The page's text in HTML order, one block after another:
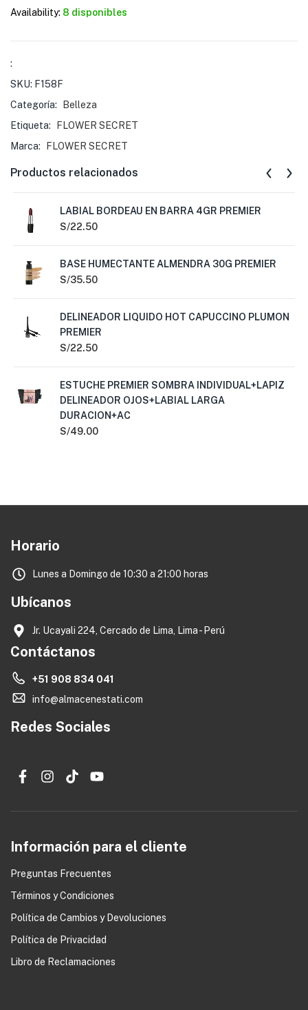
Availability: 8 disponibles
:
SKU: F158F
Categoría:
Belleza
Etiqueta:
FLOWER SECRET
Marca:
FLOWER SECRET
Productos relacionados
LABIAL BORDEAU EN BARRA 4GR PREMIER
S/22.50
BASE HUMECTANTE ALMENDRA 30G PREMIER
S/35.50
DELINEADOR LIQUIDO HOT CAPUCCINO PLUMON
PREMIER
S/22.50
ESTUCHE PREMIER SOMBRA INDIVIDUAL+LAPIZ
DELINEADOR OJOS+LABIAL LARGA
DURACION+AC
S/49.00
Horario
Lunes a Domingo de 10:30 a 21:00 horas
Ubícanos
Jr. Ucayali 224, Cercado de Lima, Lima - Perú
Contáctanos
+51 908 834 041
info@almacenestati.com
Redes Sociales
Información para el cliente
Preguntas Frecuentes
Términos y Condiciones
Política de Cambios y Devoluciones
Política de Privacidad
Libro de Reclamaciones